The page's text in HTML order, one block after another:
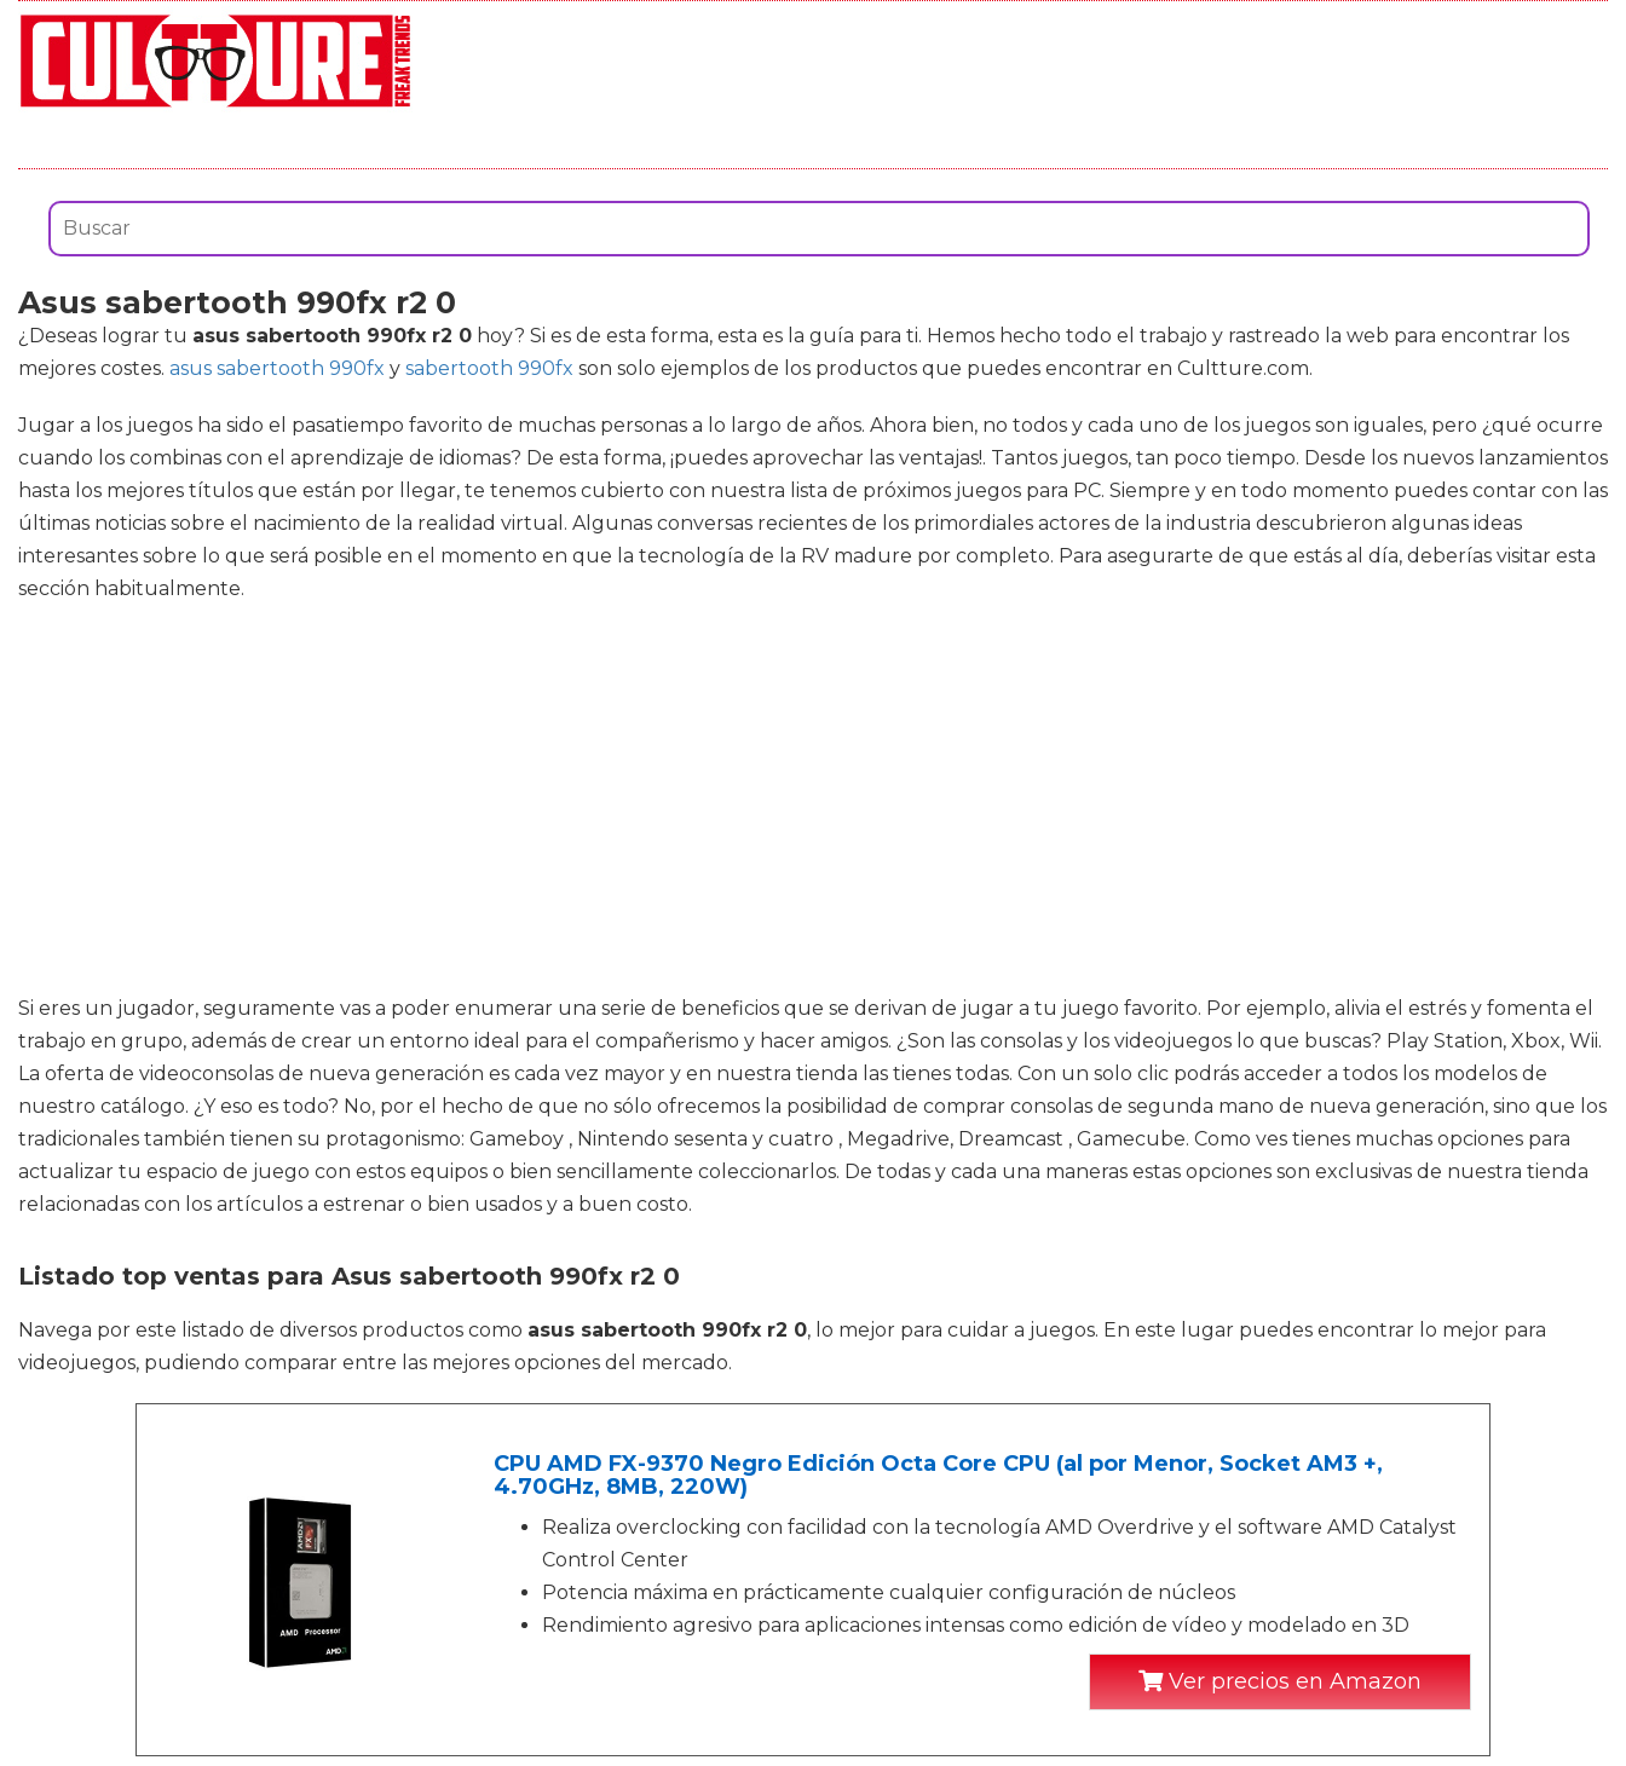
Asus sabertooth 990fx r2 0
¿Deseas lograr tu asus sabertooth 990fx r2 0 hoy? Si es de esta forma, esta es la guía para ti. Hemos hecho todo el trabajo y rastreado la web para encontrar los
mejores costes. asus sabertooth 990fx y sabertooth 990fx son solo ejemplos de los productos que puedes encontrar en Cultture.com.
Jugar a los juegos ha sido el pasatiempo favorito de muchas personas a lo largo de años. Ahora bien, no todos y cada uno de los juegos son iguales, pero ¿qué ocurre
cuando los combinas con el aprendizaje de idiomas? De esta forma, ¡puedes aprovechar las ventajas!. Tantos juegos, tan poco tiempo. Desde los nuevos lanzamientos
hasta los mejores títulos que están por llegar, te tenemos cubierto con nuestra lista de próximos juegos para PC. Siempre y en todo momento puedes contar con las
últimas noticias sobre el nacimiento de la realidad virtual. Algunas conversas recientes de los primordiales actores de la industria descubrieron algunas ideas
interesantes sobre lo que será posible en el momento en que la tecnología de la RV madure por completo. Para asegurarte de que estás al día, deberías visitar esta
sección habitualmente.
Si eres un jugador, seguramente vas a poder enumerar una serie de beneficios que se derivan de jugar a tu juego favorito. Por ejemplo, alivia el estrés y fomenta el
trabajo en grupo, además de crear un entorno ideal para el compañerismo y hacer amigos. ¿Son las consolas y los videojuegos lo que buscas? Play Station, Xbox, Wii.
La oferta de videoconsolas de nueva generación es cada vez mayor y en nuestra tienda las tienes todas. Con un solo clic podrás acceder a todos los modelos de
nuestro catálogo. ¿Y eso es todo? No, por el hecho de que no sólo ofrecemos la posibilidad de comprar consolas de segunda mano de nueva generación, sino que los
tradicionales también tienen su protagonismo: Gameboy , Nintendo sesenta y cuatro , Megadrive, Dreamcast , Gamecube. Como ves tienes muchas opciones para
actualizar tu espacio de juego con estos equipos o bien sencillamente coleccionarlos. De todas y cada una maneras estas opciones son exclusivas de nuestra tienda
relacionadas con los artículos a estrenar o bien usados y a buen costo.
Listado top ventas para Asus sabertooth 990fx r2 0
Navega por este listado de diversos productos como asus sabertooth 990fx r2 0, lo mejor para cuidar a juegos. En este lugar puedes encontrar lo mejor para
videojuegos, pudiendo comparar entre las mejores opciones del mercado.
CPU AMD FX-9370 Negro Edición Octa Core CPU (al por Menor, Socket AM3 +,
4.70GHz, 8MB, 220W)
Realiza overclocking con facilidad con la tecnología AMD Overdrive y el software AMD Catalyst
Control Center
Potencia máxima en prácticamente cualquier configuración de núcleos
Rendimiento agresivo para aplicaciones intensas como edición de vídeo y modelado en 3D
Ver precios en Amazon